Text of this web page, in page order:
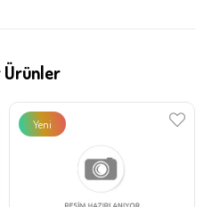
Ürünler
Yeni